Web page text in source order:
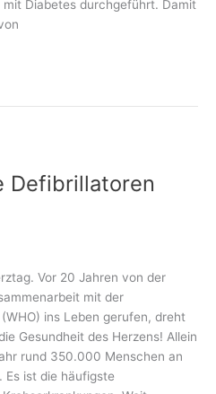
Diabetes durchgeführt. Damit
Defibrillatoren
Vor 20 Jahren von der
mit der
ins Leben gerufen, dreht
Gesundheit des Herzens! Allein
rund 350.000 Menschen an
Es ist die häufigste